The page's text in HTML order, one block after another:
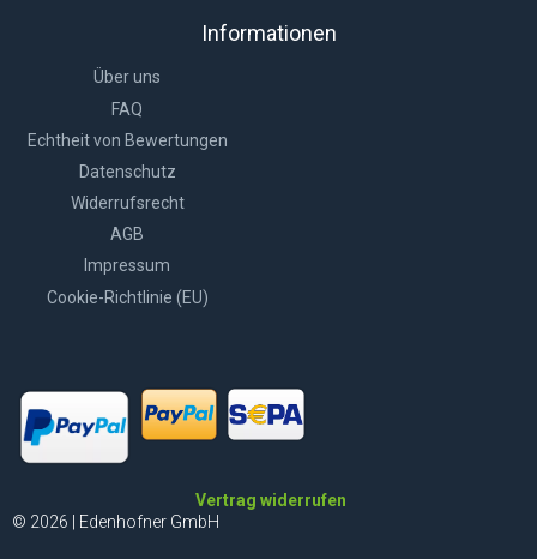
Informationen
Über uns
FAQ
Echtheit von Bewertungen
Datenschutz
Widerrufsrecht
AGB
Impressum
Cookie-Richtlinie (EU)
Vertrag widerrufen
© 2026 | Edenhofner GmbH